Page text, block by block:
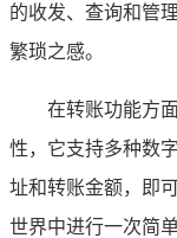
的收发、查询和管
繁琐之感。
在转账功能方
性，它支持多种数
址和转账金额，即
世界中进行一次简